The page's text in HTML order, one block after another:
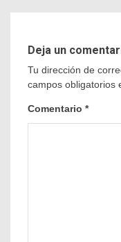
Deja un
Tu dirección de
campos obligatorios
Comentario *